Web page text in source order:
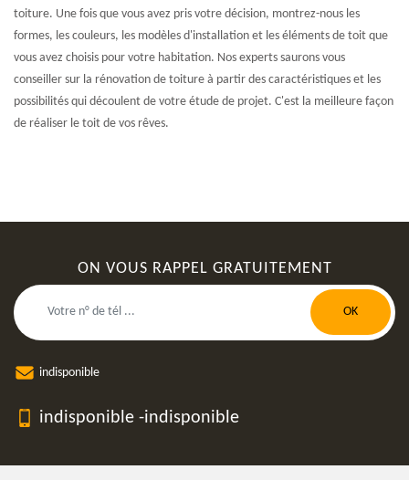
toiture. Une fois que vous avez pris votre décision, montrez-nous les
formes, les couleurs, les modèles d'installation et les éléments de toit que
vous avez choisis pour votre habitation. Nos experts saurons vous
conseiller sur la rénovation de toiture à partir des caractéristiques et les
possibilités qui découlent de votre étude de projet. C'est la meilleure façon
de réaliser le toit de vos rêves.
ON VOUS RAPPEL GRATUITEMENT
indisponible
indisponible -indisponible